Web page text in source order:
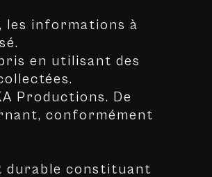
les informations à
en utilisant des
Productions. De
conformément
durable constituant